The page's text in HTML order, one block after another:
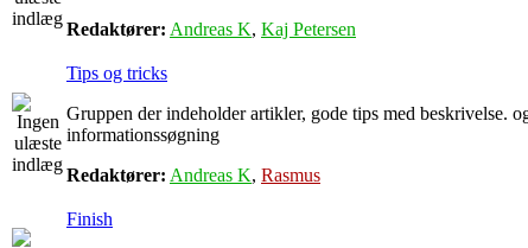
Redaktører: Andreas K, Kaj Petersen
Tips og tricks
Gruppen der indeholder artikler, gode tips med beskrivelse.
informationssøgning
Redaktører: Andreas K, Rasmus
Finish